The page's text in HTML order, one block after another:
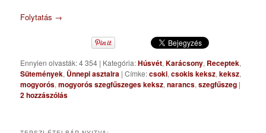
Folytatás →
Ennyien olvasták: 4 354 | Kategória:Húsvét,Karácsony, Receptek,
Sütemények, Ünnepi asztalra |Címke:csoki,csokis keksz,keksz,
mogyorós,mogyorós szegfűszeges keksz,narancs,szegfűszeg |
2hozzászólás